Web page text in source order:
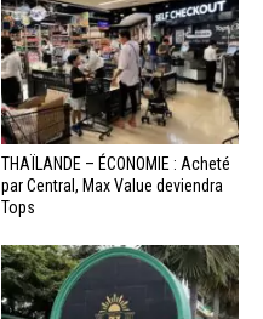
THAÏLANDE – ÉCONOMIE : Acheté
par Central, Max Value deviendra
Tops